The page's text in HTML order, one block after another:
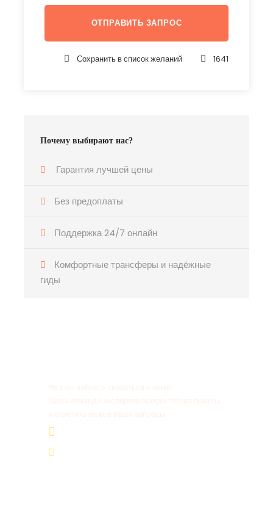
Сохранить в список желаний 1641
Почему выбирают нас?
Гарантия лучшей цены
Без предоплаты
Поддержка 24/7 онлайн
Комфортные трансферы и надёжные
гиды